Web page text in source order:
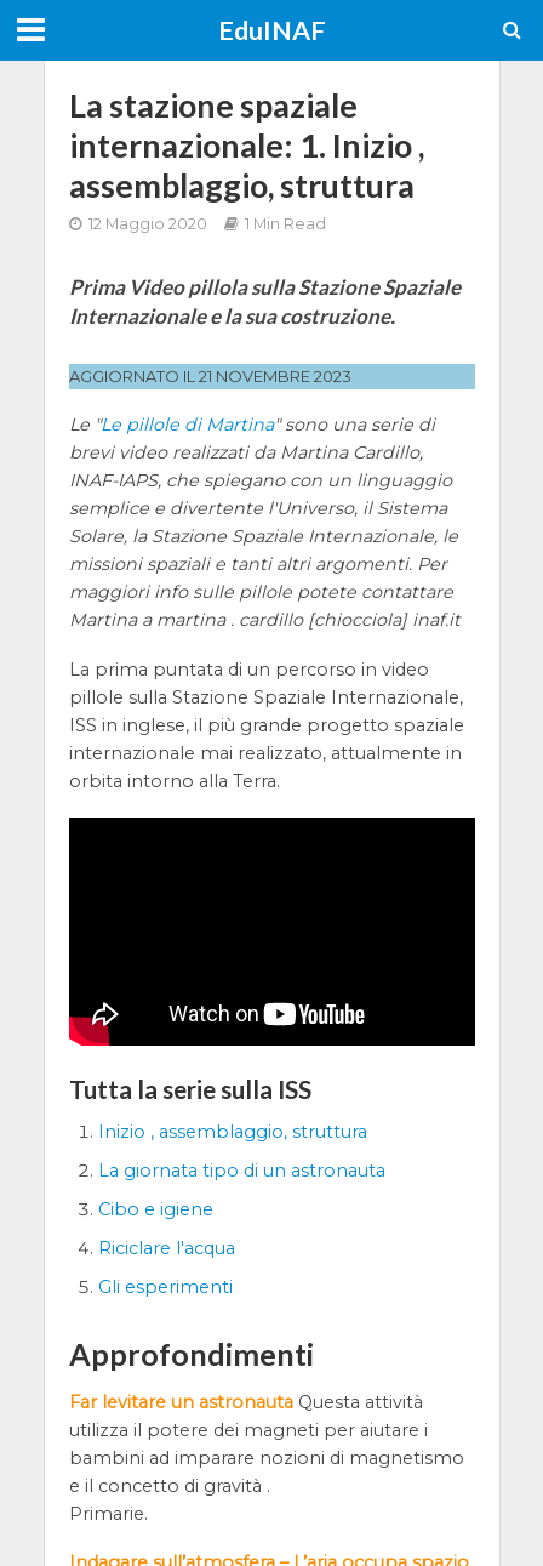
EduINAF
La stazione spaziale
internazionale: 1. Inizio ,
assemblaggio, struttura
12 Maggio 2020 1 Min Read
Prima Video pillola sulla Stazione Spaziale
Internazionale e la sua costruzione.
AGGIORNATO IL 21 NOVEMBRE 2023
Le "Le pillole di Martina" sono una serie di
brevi video realizzati da Martina Cardillo,
INAF-IAPS, che spiegano con un linguaggio
semplice e divertente l'Universo, il Sistema
Solare, la Stazione Spaziale Internazionale, le
missioni spaziali e tanti altri argomenti. Per
maggiori info sulle pillole potete contattare
Martina a martina . cardillo [chiocciola] inaf.it
La prima puntata di un percorso in video
pillole sulla Stazione Spaziale Internazionale,
ISS in inglese, il più grande progetto spaziale
internazionale mai realizzato, attualmente in
orbita intorno alla Terra.
Tutta la serie sulla ISS
Inizio , assemblaggio, struttura
La giornata tipo di un astronauta
Cibo e igiene
Riciclare l'acqua
Gli esperimenti
Approfondimenti
Far levitare un astronautaQuesta attività
utilizza il potere dei magneti per aiutare i
bambini ad imparare nozioni di magnetismo
e il concetto di gravità .
Primarie.